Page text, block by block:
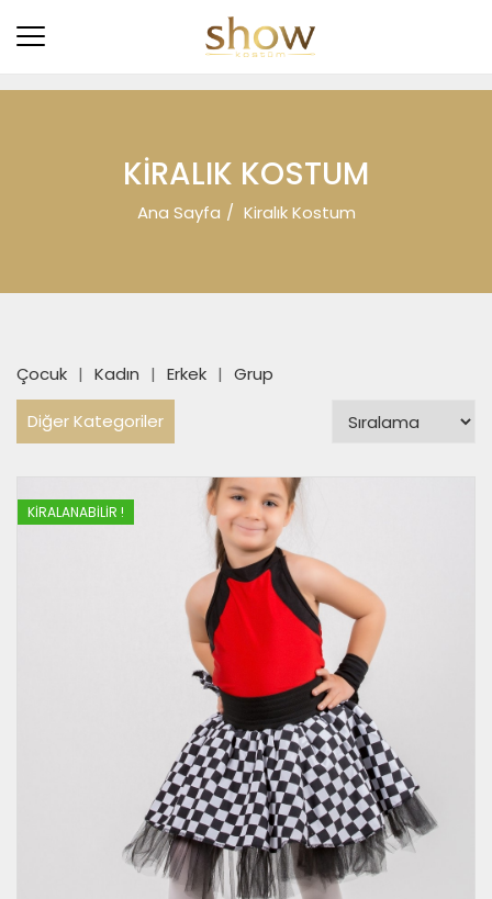
KIRALIK KOSTUM
Ana Sayfa Kiralık Kostum
Çocuk Kadın Erkek Grup
Diğer Kategoriler
KIRALANABILIR !